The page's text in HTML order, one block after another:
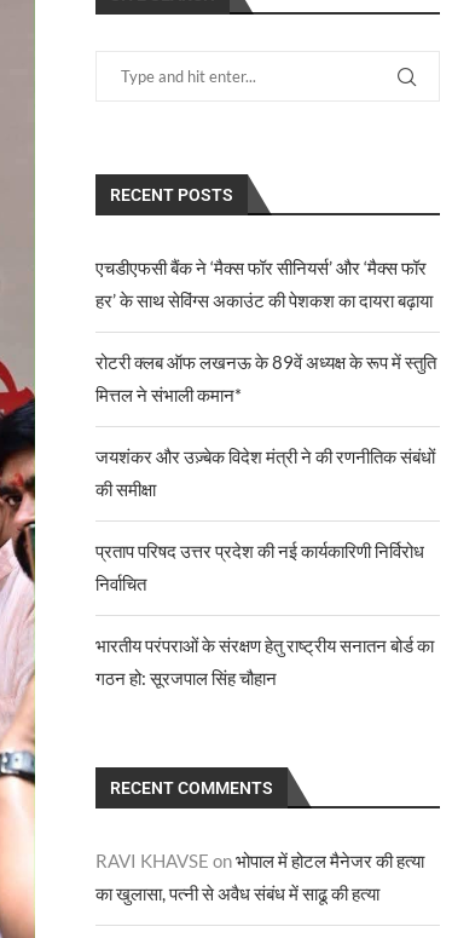
RECENT POSTS
एचडीएफसी बैंक ने ‘मैक्स फॉर सीनियर्स’ और ‘मैक्स फॉर
हर’ के साथ सेविंग्स अकाउंट की पेशकश का दायरा बढ़ाया
रोटरी क्लब ऑफ लखनऊ के 89वें अध्यक्ष के रूप में स्तुति
मित्तल ने संभाली कमान*
जयशंकर और उज़्बेक विदेश मंत्री ने की रणनीतिक संबंधों
की समीक्षा
प्रताप परिषद उत्तर प्रदेश की नई कार्यकारिणी निर्विरोध
निर्वाचित
भारतीय परंपराओं के संरक्षण हेतु राष्ट्रीय सनातन बोर्ड का
गठन हो: सूरजपाल सिंह चौहान
RECENT COMMENTS
RAVI KHAVSE onभोपाल में होटल मैनेजर की हत्या
का खुलासा, पत्नी से अवैध संबंध में साढू की हत्या